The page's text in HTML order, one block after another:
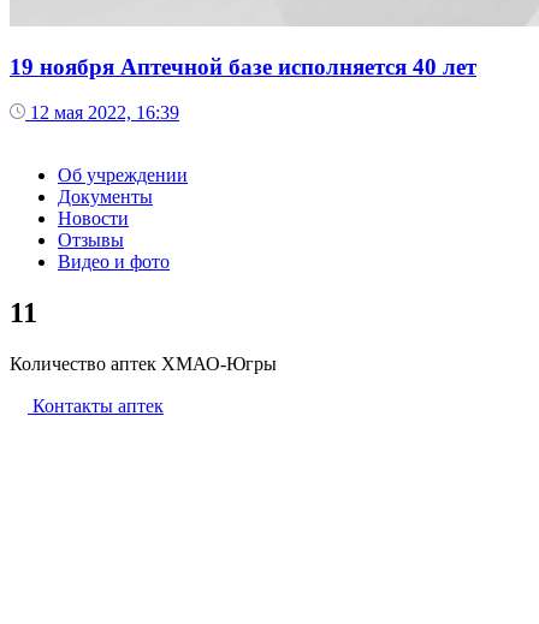
19 ноября Аптечной базе исполняется 40 лет
12 мая 2022, 16:39
Об учреждении
Документы
Новости
Отзывы
Видео и фото
11
Количество аптек ХМАО-Югры
Контакты аптек